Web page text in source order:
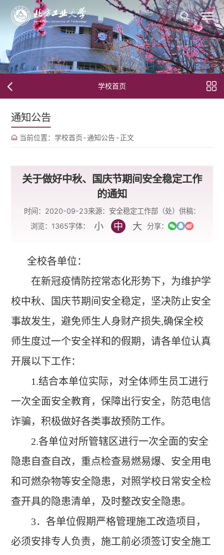
学校首页
通知公告
当前位置： 学校首页-通知公告-正文
关于做好中秋、国庆节期间安全稳定工作
的通知
时间：2020-09-23来源：安全稳定工作部（处） 供稿：
浏览： 1365字体： 小 中 大 分享：
全校各单位：
在新冠疫情防控常态化形势下， 为维护学
校中秋、国庆节期间安全稳定，坚决防止安全
事故发生，避免师生人身财产损失,确保全校
师生度过一个安全祥和的假期，请各单位认真
开展以下工作：
1.结合本单位实际，对全体师生员工进行
一次全面安全教育，保障出行安全，防范电信
诈骗，积极做好各类事故预防工作。
2.各单位对所管辖区进行一次全面的安全
隐患自查自改，重点检查易燃易爆、安全用电
和可燃杂物等安全隐患，对照学校日常安全检
查开具的隐患清单，及时整改安全隐患。
3．各单位假期严格管理施工改造项目，
必须安排专人负责，施工前必须签订安全施工